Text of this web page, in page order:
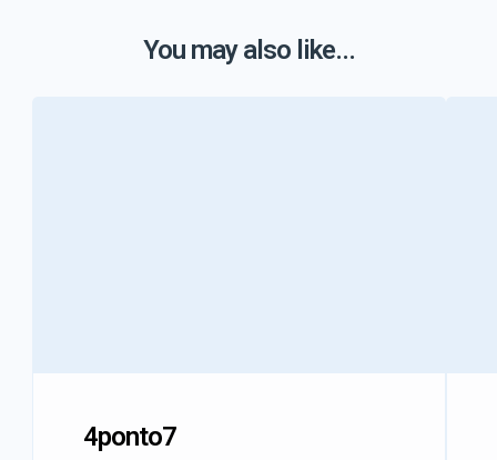
You may also like...
4ponto7